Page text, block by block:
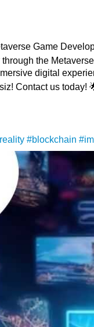
Game
the
digital
Contact us today!
#blockchain